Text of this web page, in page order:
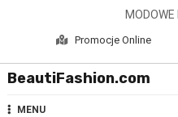
Promocje Online
BeautiFashion.com
MENU